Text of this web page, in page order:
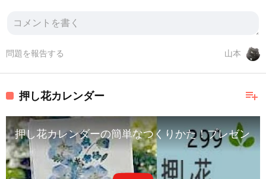
山本
問題を報告する
playlist_add
押し花カレンダー
押し花カレンダーの簡単なつくりかた！プレゼント